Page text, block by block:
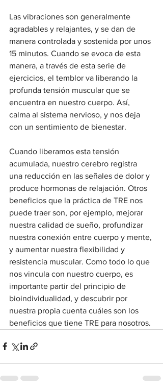
Las vibraciones son generalmente
agradables y relajantes, y se dan de
manera controlada y sostenida por unos
15 minutos. Cuando se evoca de esta
manera, a través de esta serie de
ejercicios, el temblor va liberando la
profunda tensión muscular que se
encuentra en nuestro cuerpo. Así,
calma al sistema nervioso, y nos deja
con un sentimiento de bienestar.
Cuando liberamos esta tensión
acumulada, nuestro cerebro registra
una reducción en las señales de dolor y
produce hormonas de relajación. Otros
beneficios que la práctica de TRE nos
puede traer son, por ejemplo, mejorar
nuestra calidad de sueño, profundizar
nuestra conexión entre cuerpo y mente,
y aumentar nuestra flexibilidad y
resistencia muscular. Como todo lo que
nos vincula con nuestro cuerpo, es
importante partir del principio de
bioindividualidad, y descubrir por
nuestra propia cuenta cuáles son los
beneficios que tiene TRE para nosotros.